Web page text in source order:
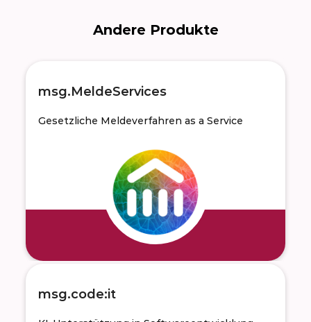
Andere Produkte
msg.MeldeServices
Gesetzliche Meldeverfahren as a Service
msg.code:it